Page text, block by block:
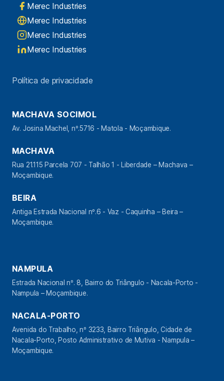
Merec Industries
Merec Industries
Merec Industries
Merec Industries
Política de privacidade
MACHAVA SOCIMOL
Av. Josina Machel, nº.5716 - Matola - Moçambique.
MACHAVA
Rua 21.115 Parcela 707 - Talhão 1 - Liberdade – Machava –
Moçambique.
BEIRA
Antiga Estrada Nacional nº.6 - Vaz - Caquinha – Beira –
Moçambique.
NAMPULA
Estrada Nacional nº. 8, Bairro do Triângulo - Nacala-Porto -
Nampula – Moçambique.
NACALA-PORTO
Avenida do Trabalho, nº 3233, Bairro Triângulo, Cidade de
Nacala-Porto, Posto Administrativo de Mutiva - Nampula –
Moçambique.